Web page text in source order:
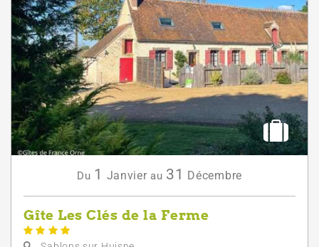
Du 1 Janvier au 31 Décembre
Gîte Les Clés de la Ferme